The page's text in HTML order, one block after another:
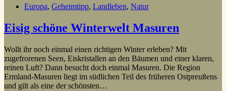
Europa, Geheimtipp, Landleben, Natur
Eisig schöne Winterwelt Masuren
Wollt ihr noch einmal einen richtigen Winter erleben? Mit
zugefrorenen Seen, Eiskristallen an den Bäumen und einer klaren,
reinen Luft? Dann besucht doch einmal Masuren. Die Region
Ermland-Masuren liegt im südlichen Teil des früheren Ostpreußens
und gilt als eine der schönsten…